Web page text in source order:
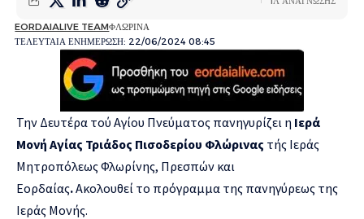
ΤΕΛΕΥΤΑΙΑ ΕΝΗΜΕΡΩΣΗ: 22/06/2024 08:45
EORDAIALIVE TEAMΦΛΩΡΙΝΑ
Την Δευτέρα τού Αγίου Πνεύματος πανηγυρίζει η Ιερά
Μονή Αγίας Τριάδος Πισοδερίου Φλώρινας τής Ιεράς
Μητροπόλεως Φλωρίνης, Πρεσπών και
Εορδαίας.Ακολουθεί το πρόγραμμα της πανηγύρεως της
Ιεράς Μονής.